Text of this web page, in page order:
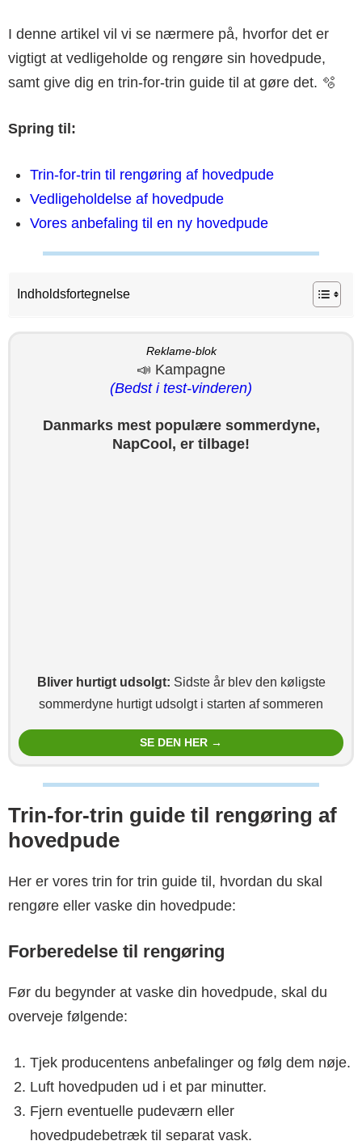
I denne artikel vil vi se nærmere på, hvorfor det er
vigtigt at vedligeholde og rengøre sin hovedpude,
samt give dig en trin-for-trin guide til at gøre det. 🫧
Spring til:
Trin-for-trin til rengøring af hovedpude
Vedligeholdelse af hovedpude
Vores anbefaling til en ny hovedpude
Indholdsfortegnelse
Reklame-blok
📣 Kampagne
(Bedst i test-vinderen)
Danmarks mest populære sommerdyne,
NapCool, er tilbage!
Bliver hurtigt udsolgt: Sidste år blev den køligste
sommerdyne hurtigt udsolgt i starten af sommeren
SE DEN HER →
Trin-for-trin guide til rengøring af
hovedpude
Her er vores trin for trin guide til, hvordan du skal
rengøre eller vaske din hovedpude:
Forberedelse til rengøring
Før du begynder at vaske din hovedpude, skal du
overveje følgende:
Tjek producentens anbefalinger og følg dem nøje.
Luft hovedpuden ud i et par minutter.
Fjern eventuelle pudeværn eller
hovedpudebetræk til separat vask.